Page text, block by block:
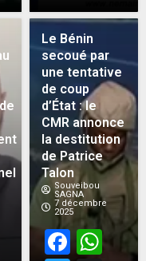
WhatsApp
Le Bénin
secoué par
une tentative
de coup
d’État : le
CMR annonce
la destitution
de Patrice
Talon
Souveibou
SAGNA
7 décembre
2025